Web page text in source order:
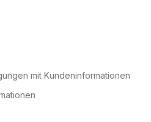
mit Kundeninformationen